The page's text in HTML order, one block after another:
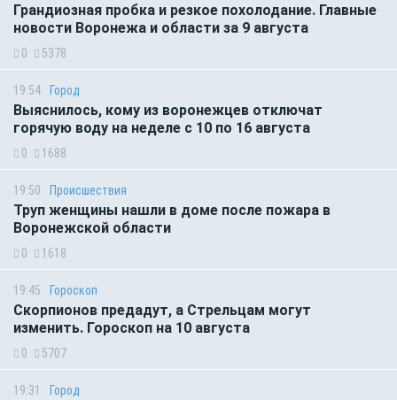
Грандиозная пробка и резкое похолодание. Главные
новости Воронежа и области за 9 августа
0 5378
19:54 Город
Выяснилось, кому из воронежцев отключат
горячую воду на неделе с 10 по 16 августа
0 1688
19:50 Происшествия
Труп женщины нашли в доме после пожара в
Воронежской области
0 1618
19:45 Гороскоп
Скорпионов предадут, а Стрельцам могут
изменить. Гороскоп на 10 августа
0 5707
19:31 Город